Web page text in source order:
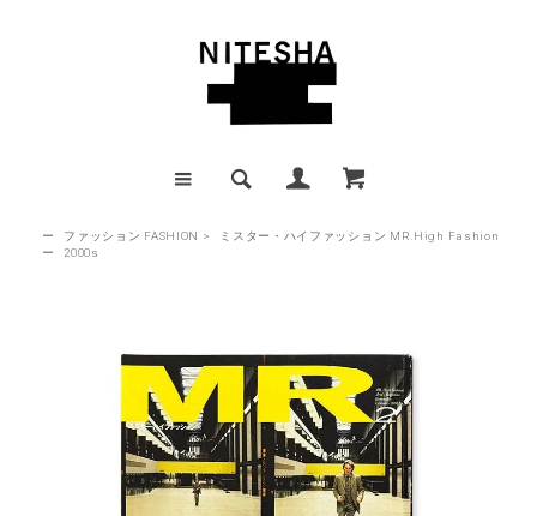
ー ファッション FASHION >
ミスター・ハイファッション MR.High Fashion
ー
2000s